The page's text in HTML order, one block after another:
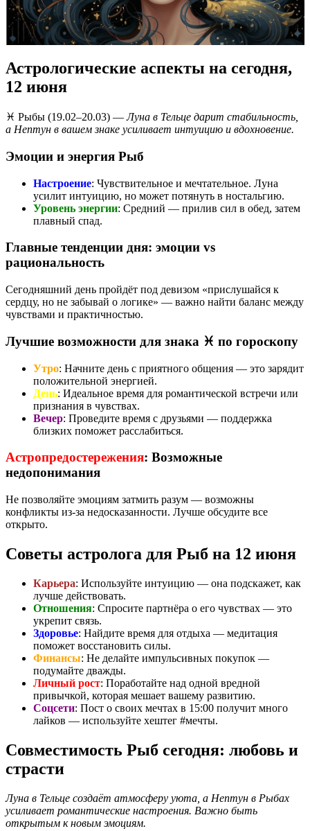
Астрологические аспекты на сегодня,
12 июня
♓ Рыбы (19.02–20.03) —Луна в Тельце дарит стабильность,
а Нептун в вашем знаке усиливает интуицию и вдохновение.
Эмоции и энергия Рыб
Настроение: Чувствительное и мечтательное. Луна
усилит интуицию, но может потянуть в ностальгию.
Уровень энергии: Средний — прилив сил в обед, затем
плавный спад.
Главные тенденции дня: эмоции vs
рациональность
Сегодняшний день пройдёт под девизом «прислушайся к
сердцу, но не забывай о логике» — важно найти баланс между
чувствами и практичностью.
Лучшие возможности для знака ♓ по гороскопу
Утро: Начните день с приятного общения — это зарядит
положительной энергией.
День: Идеальное время для романтической встречи или
признания в чувствах.
Вечер: Проведите время с друзьями — поддержка
близких поможет расслабиться.
Астропредостережения: Возможные
недопонимания
Не позволяйте эмоциям затмить разум — возможны
конфликты из-за недосказанности. Лучше обсудите все
открыто.
Советы астролога для Рыб на 12 июня
Карьера: Используйте интуицию — она подскажет, как
лучше действовать.
Отношения: Спросите партнёра о его чувствах — это
укрепит связь.
Здоровье: Найдите время для отдыха — медитация
поможет восстановить силы.
Финансы: Не делайте импульсивных покупок —
подумайте дважды.
Личный рост: Поработайте над одной вредной
привычкой, которая мешает вашему развитию.
Соцсети: Пост о своих мечтах в 15:00 получит много
лайков — используйте хештег #мечты.
Совместимость Рыб сегодня: любовь и
страсти
Луна в Тельце создаёт атмосферу уюта, а Нептун в Рыбах
усиливает романтические настроения. Важно быть
открытым к новым эмоциям.